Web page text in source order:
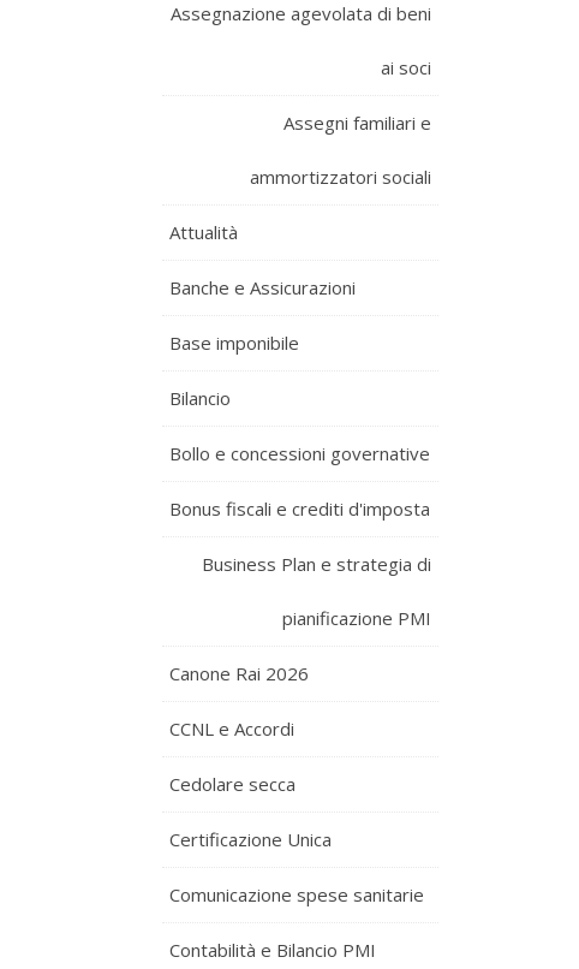
Assegnazione agevolata di beni
ai soci
Assegni familiari e
ammortizzatori sociali
Attualità
Banche e Assicurazioni
Base imponibile
Bilancio
Bollo e concessioni governative
Bonus fiscali e crediti d'imposta
Business Plan e strategia di
pianificazione PMI
Canone Rai 2026
CCNL e Accordi
Cedolare secca
Certificazione Unica
Comunicazione spese sanitarie
Contabilità e Bilancio PMI